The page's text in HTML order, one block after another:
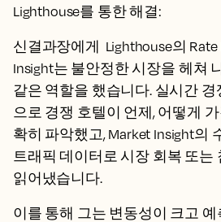
Lighthouse를 통한 해결:
신결과장에게 Lighthouse의 Rate
Insight는 불안정한 시장을 헤쳐
같은 역할을 했습니다. 실시간
으로 경쟁 호텔이 언제, 어떻게
확히 파악했고, Market Insight의
트래픽 데이터로 시장 회복 또는
읽어냈습니다.
이를 통해 그는 변동성이 크고 예